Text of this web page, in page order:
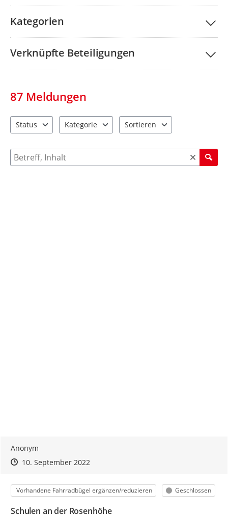
Kategorien
Verknüpfte Beteiligungen
87 Meldungen
Status
Kategorie
Sortieren
Suche nach Meldungen und Kommentaren
Anonym
Zeitpunkt des Erstellens
Zeitpunkt des Erstellens
10. September 2022Zur Äußerung
Kategorie
Vorhandene Fahrradbügel ergänzen/reduzieren Status
Geschlossen
Schulen an der Rosenhöhe